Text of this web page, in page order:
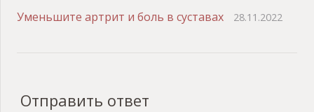
Уменьшите артрит и боль в суставах 28.11.2022
Отправить ответ